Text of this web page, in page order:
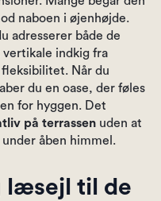
naboen i øjenhøjde.
adresserer både de
indkig fra
Når du
du en oase, der føles
for hyggen. Det
på terrassen uden at
åben himmel.
læsejl til de